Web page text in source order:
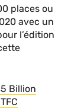
places ou
avec un
l’édition
Billion